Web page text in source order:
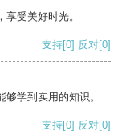
受美好时光。
支持[0] 反对[0]
学到实用的知识。
支持[0] 反对[0]